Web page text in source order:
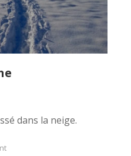
dans la neige.